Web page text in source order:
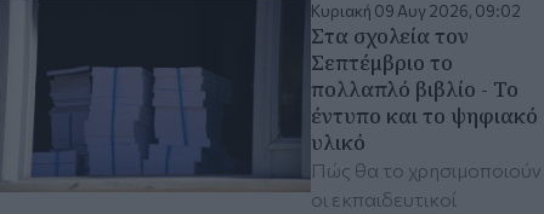
Κυριακή 09 Αυγ 2026, 09:02
Στα σχολεία τον
Σεπτέμβριο το
πολλαπλό βιβλίο - Το
έντυπο και το ψηφιακό
υλικό
Πώς θα το χρησιμοποιούν
οι εκπαιδευτικοί